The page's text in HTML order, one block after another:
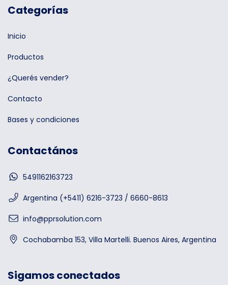
Categorías
Inicio
Productos
¿Querés vender?
Contacto
Bases y condiciones
Contactános
5491162163723
Argentina (+5411) 6216-3723 / 6660-8613
info@pprsolution.com
Cochabamba 153, Villa Martelli. Buenos Aires, Argentina
Sigamos conectados